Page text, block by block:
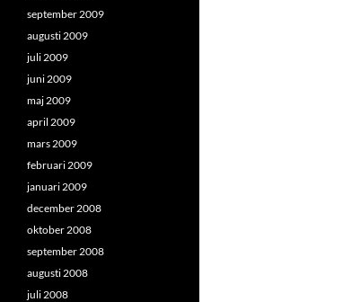
september 2009
augusti 2009
juli 2009
juni 2009
maj 2009
april 2009
mars 2009
februari 2009
januari 2009
december 2008
oktober 2008
september 2008
augusti 2008
juli 2008